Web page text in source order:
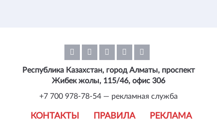
КОНТАКТЫ ПРАВИЛА РЕКЛАМА
Республика Казахстан, город Алматы, проспект
Жибек жолы, 115/46, офис 306
+7 700 978-78-54 — рекламная служба